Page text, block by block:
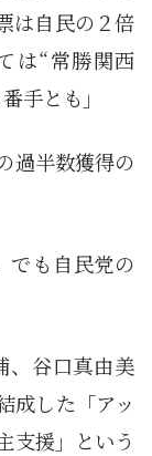
は自民の２倍
は“常勝関西
手とも」
過半数獲得の
でも自民党の
、谷口真由美
成した「アッ
支援」という